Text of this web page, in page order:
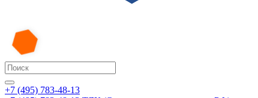
+7 (495) 783-48-13